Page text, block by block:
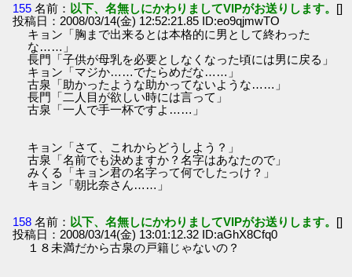
155 名前： 以下、名無しにかわりましてVIPがお送りします。 []
投稿日：2008/03/14(金) 12:52:21.85 ID:eo9qjmwTO
キョン「胸まで出来るとは本格的に男として終わった
な……」
長門「子供が母乳を必要としなくなった頃には男に戻る」
キョン「マジか……でたらめだな……」
古泉「助かったような助かってないような……」
長門「二人目が欲しい時には言って」
古泉「一人で手一杯ですよ……」
キョン「さて、これからどうしよう？」
古泉「名前でも決めますか？名字はあなたので」
みくる「キョン君の名字って何でしたっけ？」
キョン「朝比奈さん……」
158 名前： 以下、名無しにかわりましてVIPがお送りします。 []
投稿日：2008/03/14(金) 13:01:12.32 ID:aGhX8Cfq0
１８未満だから古泉の戸籍じゃないの？